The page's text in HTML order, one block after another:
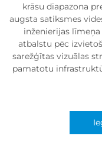
krāsu diapazona
augsta satiksmes
inženierijas
atbalstu pēc
sarežģītas vizuālas
pamatotu